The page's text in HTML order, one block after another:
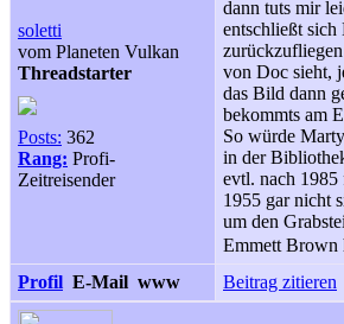
soletti
vom Planeten Vulkan
Threadstarter
Posts: 362
Rang: Profi-
Zeitreisender
dann tuts mir
entschließt
von Doc sieht,
das Bild dann
bekommts am
So würde
in der
evtl. nach 1985
1955 gar nicht
um den
Emmett Brown
Profil E-Mail www Beitrag zitieren